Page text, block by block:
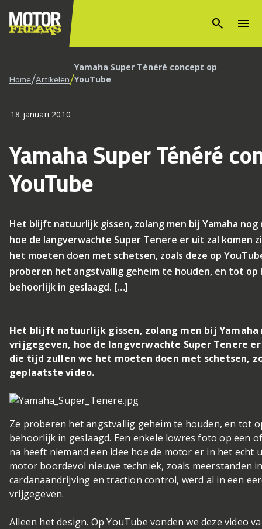
search menu
Home/Artikelen/Yamaha Super Ténéré concept op
YouTube
18 januari 2010
Yamaha Super Ténéré
YouTube
Het blijft natuurlijk gissen, zolang men bij Yamaha
hoe de langverwachte Super Tenere er uit zal komen
het moeten doen met schetsen, zoals deze op
proberen het angstvallig geheim te houden, en tot op
behoorlijk in geslaagd. […]
Het blijft natuurlijk gissen, zolang men bij
vrijgegeven, hoe de langverwachte Super Tenere
die tijd zullen we het moeten doen met schetsen,
geplaatste video.
Ze proberen het angstvallig geheim te houden, en tot
behoorlijk in geslaagd. Een enkele lowres foto op een
na heeft niemand een idee hoe de motor er in het echt
motor boordevol nieuwe techniek, zoals meerstanden
cardanaandrijving en traction control, werd al in een
vrijgegeven.
Alleen het design. Op YouTube vonden we deze video